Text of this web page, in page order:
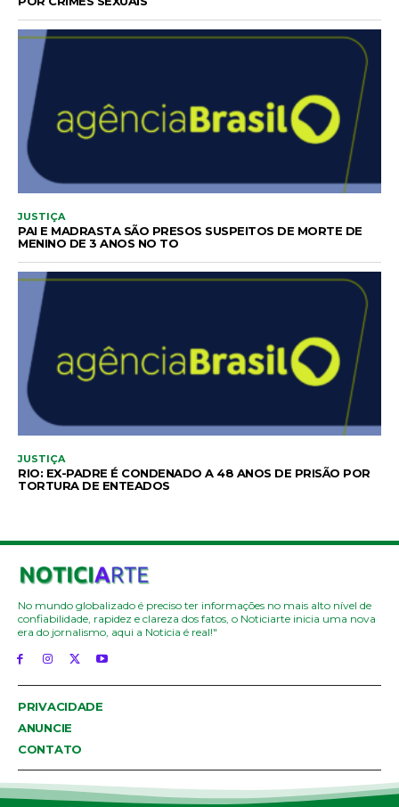
JUSTIÇA
PAI E MADRASTA SÃO PRESOS SUSPEITOS DE MORTE DE
MENINO DE 3 ANOS NO TO
JUSTIÇA
RIO: EX-PADRE É CONDENADO A 48 ANOS DE PRISÃO POR
TORTURA DE ENTEADOS
No mundo globalizado é preciso ter informações no mais alto nível de
confiabilidade, rapidez e clareza dos fatos, o Noticiarte inicia uma nova
era do jornalismo, aqui a Noticia é real!"
PRIVACIDADE
ANUNCIE
CONTATO